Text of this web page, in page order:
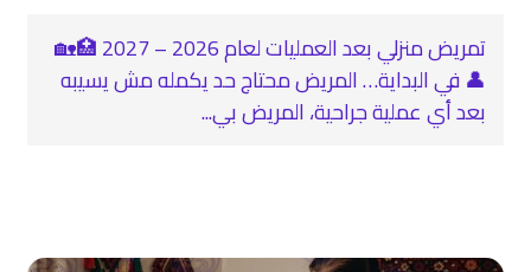
تمريض منزلي بعد العمليات لعام 2026 – 2027 🏥🏡
👤 في البداية… المريض محتاج حد يكمله مش يسيبه
بعد أي عملية جراحية، المريض بي...